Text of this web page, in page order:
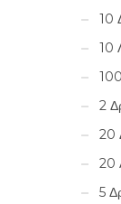
10
10
2
20
20
5